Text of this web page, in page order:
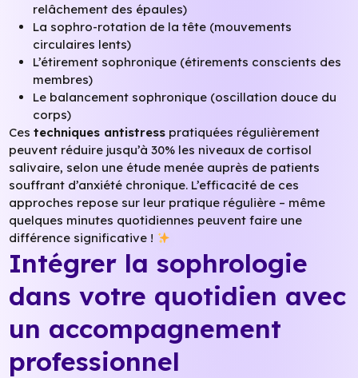
relâchement des épaules)
La sophro-rotation de la tête (mouvements
circulaires lents)
L’étirement sophronique (étirements conscients des
membres)
Le balancement sophronique (oscillation douce du
corps)
Cestechniques antistress pratiquées régulièrement
peuvent réduire jusqu’à 30% les niveaux de cortisol
salivaire, selon une étude menée auprès de patients
souffrant d’anxiété chronique. L’efficacité de ces
approches repose sur leur pratique régulière – même
quelques minutes quotidiennes peuvent faire une
différence significative !
Intégrer la sophrologie
dans votre quotidien avec
un accompagnement
professionnel